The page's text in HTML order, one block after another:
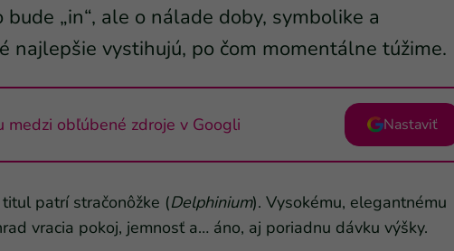
„in“, ale o nálade doby, symbolike a
najlepšie vystihujú, po čom momentálne túžime.
medzi obľúbené zdroje v Googli Nastaviť
patrí stračonôžke (Delphinium). Vysokému, elegantnému
vracia pokoj, jemnosť a… áno, aj poriadnu dávku výšky.